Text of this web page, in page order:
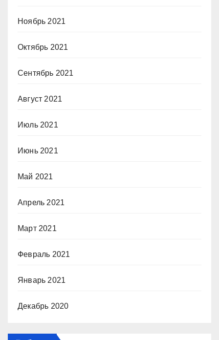
Ноябрь 2021
Октябрь 2021
Сентябрь 2021
Август 2021
Июль 2021
Июнь 2021
Май 2021
Апрель 2021
Март 2021
Февраль 2021
Январь 2021
Декабрь 2020